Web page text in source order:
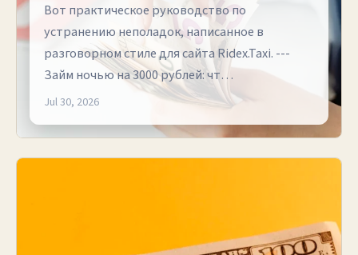
Вот практическое руководство по
устранению неполадок, написанное в
разговорном стиле для сайта Ridex.Taxi. ---
Займ ночью на 3000 рублей: чт…
Jul 30, 2026